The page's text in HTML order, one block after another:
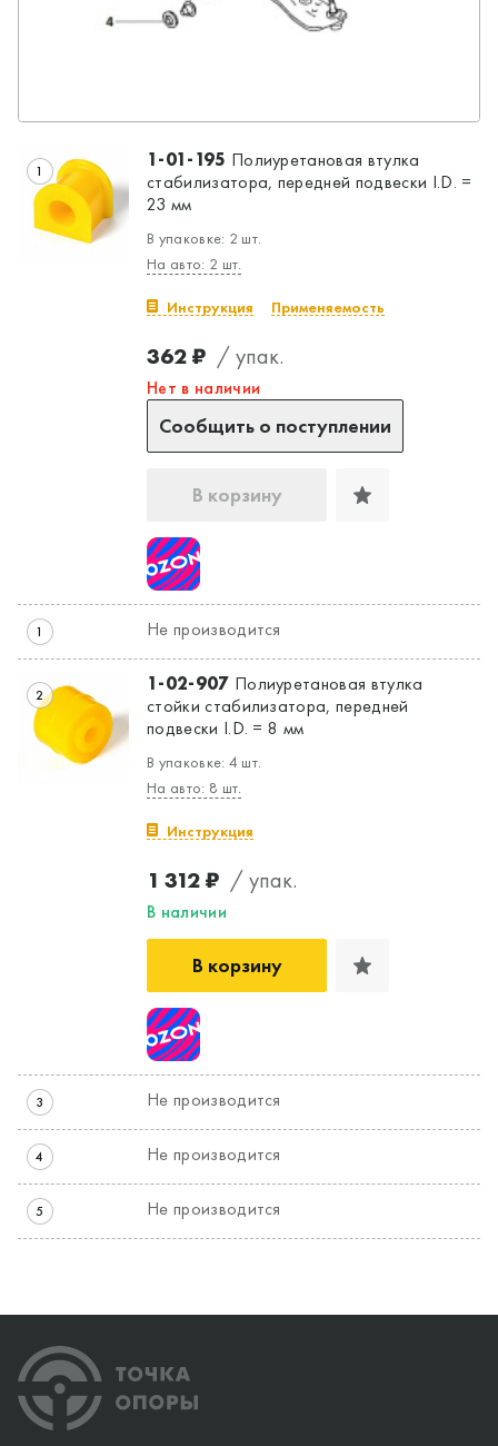
Да, верно Нет, выбрать другой
1 1-01-195 Полиуретановая втулка
стабилизатора, передней подвески I.D. =
23 мм
В упаковке: 2 шт.
На авто: 2 шт.
Инструкция Применяемость
362 ₽ / упак.
Нет в наличии
Сообщить о поступлении
В корзину
1 Не производится
2 1-02-907 Полиуретановая втулка
стойки стабилизатора, передней
подвески I.D. = 8 мм
В упаковке: 4 шт.
На авто: 8 шт.
Инструкция
1 312 ₽ / упак.
В наличии
В корзину
3 Не производится
4 Не производится
5 Не производится